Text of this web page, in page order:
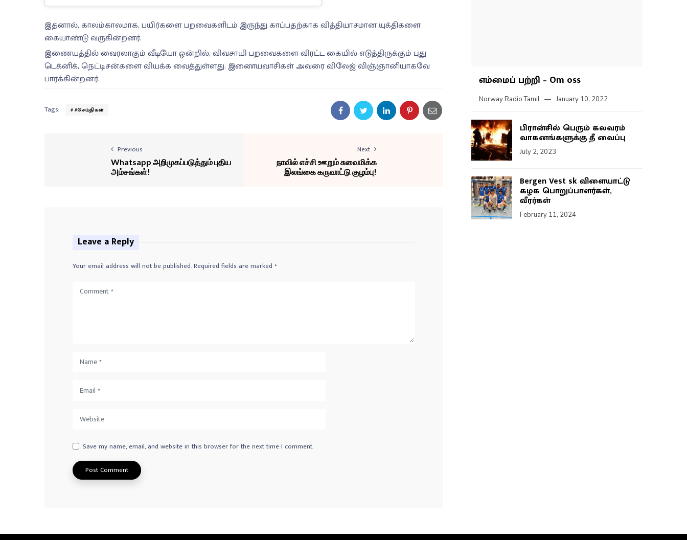
இதனால், காலம்காலமாக, பயிர்களை பறவைகளிடம் இருந்து காப்பதற்காக வித்தியாசமான யுக்திகளை
கையாண்டு வருகின்றனர்.
இணையத்தில் வைரலாகும் வீடியோ ஒன்றில், விவசாயி பறவைகளை விரட்ட கையில் எடுத்திருக்கும் புது
டெக்னிக், நெட்டிசன்களை வியக்க வைத்துள்ளது. இணையவாசிகள் அவரை விலேஜ் விஞ்ஞானியாகவே
பார்க்கின்றனர்.
Tags: #செய்திகள்
Previous
Whatsapp அறிமுகப்படுத்தும் புதிய
அம்சங்கள்!
Next
நாவில் எச்சி ஊறும் சுவைமிக்க
இலங்கை கருவாட்டு குழம்பு!
Leave a Reply
Your email address will not be published.Required fields are marked *
Save my name, email, and website in this browser for the next time I comment.
எம்மைப் பற்றி – Om oss
Norway Radio Tamil January 10, 2022
பிரான்சில் பெரும் கலவரம்
வாகனங்களுக்கு தீ வைப்பு
July 2, 2023
Bergen Vest sk விளையாட்டு
கழக பொறுப்பாளர்கள்,
வீரர்கள்
February 11, 2024